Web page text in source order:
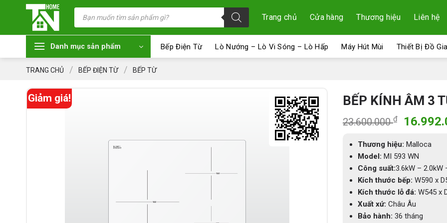
Tìm
kiếm
phẩm
Trang chủ Cửa hàng Thương hiệu Liên hệ
Danh mục sản phẩm Bếp Điện Từ Lò Nướng – Lò Vi Sóng – Lò Hấp Máy Hút Mùi Thiết Bị Đồ
TRANG CHỦ / BẾP ĐIỆN TỪ / BẾP TỪ
Giảm giá! BẾP KÍNH ÂM 3
23.600.000₫
Giá
là:
Thương hiệu: Malloca
Model: MI 593 WN
Công suất:3.6kW – 2.0kW
Kích thước bếp: W590 x
Kích thước lỗ đá: W545 x
Xuất xứ: Châu Âu
Bảo hành: 36 tháng